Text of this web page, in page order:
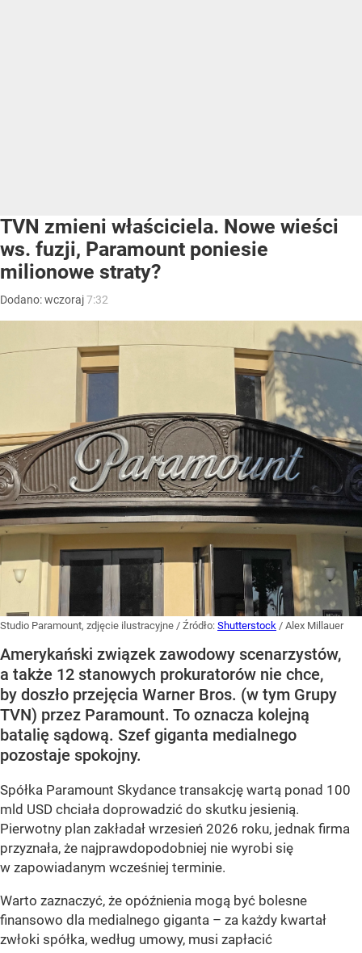
TVN zmieni właściciela. Nowe wieści
ws. fuzji, Paramount poniesie
milionowe straty?
Dodano:wczoraj7:32
Studio Paramount, zdjęcie ilustracyjne / Źródło: Shutterstock / Alex Millauer
Amerykański związek zawodowy scenarzystów,
a także 12 stanowych prokuratorów nie chce,
by doszło przejęcia Warner Bros. (w tym Grupy
TVN) przez Paramount. To oznacza kolejną
batalię sądową. Szef giganta medialnego
pozostaje spokojny.
Spółka Paramount Skydance transakcję wartą ponad 100
mld USD chciała doprowadzić do skutku jesienią.
Pierwotny plan zakładał wrzesień 2026 roku, jednak firma
przyznała, że najprawdopodobniej nie wyrobi się
w zapowiadanym wcześniej terminie.
Warto zaznaczyć, że opóźnienia mogą być bolesne
finansowo dla medialnego giganta – za każdy kwartał
zwłoki spółka, według umowy, musi zapłacić